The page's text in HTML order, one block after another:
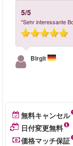
5/5
"Sehr interessante
Birgit
無料キャンセル
日付変更無料
価格マッチ保証